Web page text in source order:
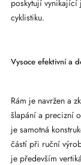
poskytují vynikající
cyklistiku.
Vysoce efektivní a
Rám je navržen a
šlapání a precizní
je samotná
částí při ruční
je především